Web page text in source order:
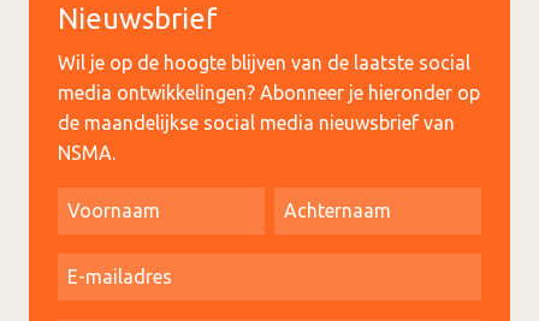
Nieuwsbrief
Wil je op de hoogte blijven van de laatste social
media ontwikkelingen? Abonneer je hieronder op
de maandelijkse social media nieuwsbrief van
NSMA.